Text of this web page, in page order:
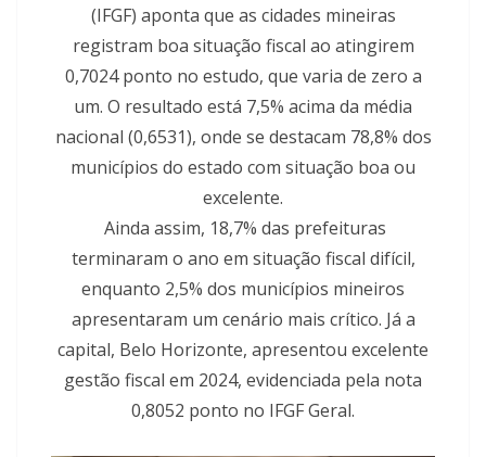
(IFGF) aponta que as cidades mineiras
registram boa situação fiscal ao atingirem
0,7024 ponto no estudo, que varia de zero a
um. O resultado está 7,5% acima da média
nacional (0,6531), onde se destacam 78,8% dos
municípios do estado com situação boa ou
excelente.
Ainda assim, 18,7% das prefeituras
terminaram o ano em situação fiscal difícil,
enquanto 2,5% dos municípios mineiros
apresentaram um cenário mais crítico. Já a
capital, Belo Horizonte, apresentou excelente
gestão fiscal em 2024, evidenciada pela nota
0,8052 ponto no IFGF Geral.